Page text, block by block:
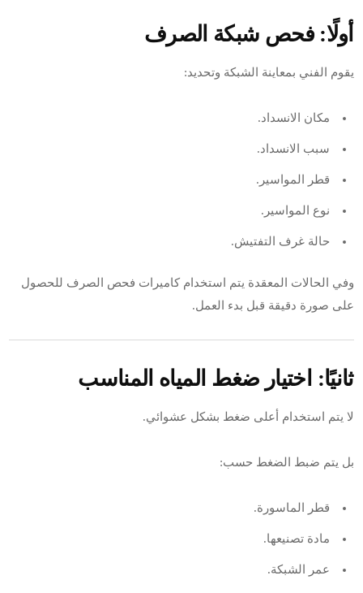
أولًا: فحص شبكة الصرف
يقوم الفني بمعاينة الشبكة وتحديد:
مكان الانسداد.
سبب الانسداد.
قطر المواسير.
نوع المواسير.
حالة غرف التفتيش.
وفي الحالات المعقدة يتم استخدام كاميرات فحص الصرف للحصول
على صورة دقيقة قبل بدء العمل.
ثانيًا: اختيار ضغط المياه المناسب
لا يتم استخدام أعلى ضغط بشكل عشوائي.
بل يتم ضبط الضغط حسب:
قطر الماسورة.
مادة تصنيعها.
عمر الشبكة.